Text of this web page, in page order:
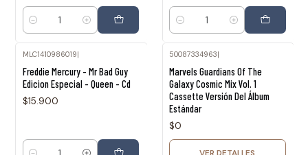
Cantidad Cantidad
MLC1410986019
Freddie Mercury - Mr Bad Guy
Edicion Especial - Queen - Cd
$15.900
50087334963
Marvels Guardians Of The
Galaxy Cosmic Mix Vol. 1
Cassette Versión Del Álbum
Estándar
$0
VER DETALLES